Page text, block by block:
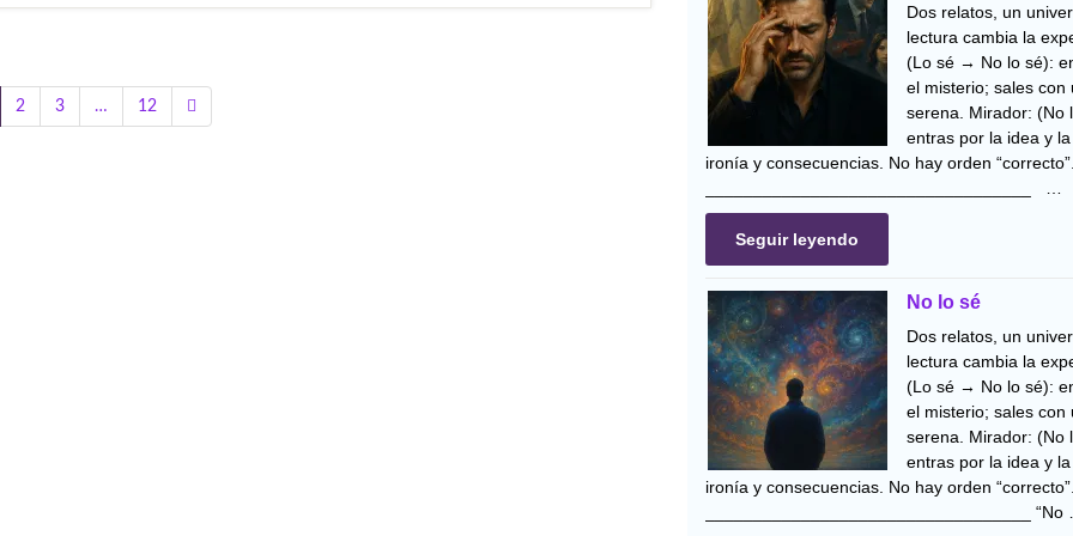
2 3 … 12
Dos relatos, un
lectura cambia la
(Lo sé → No lo sé):
el misterio; sales con
serena. Mirador:
entras por la idea y
ironía y consecuencias. No hay orden
Seguir leyendo
No lo sé
Dos relatos, un
lectura cambia la
(Lo sé → No lo sé):
el misterio; sales con
serena. Mirador:
entras por la idea y
ironía y consecuencias. No hay orden
__________________________________